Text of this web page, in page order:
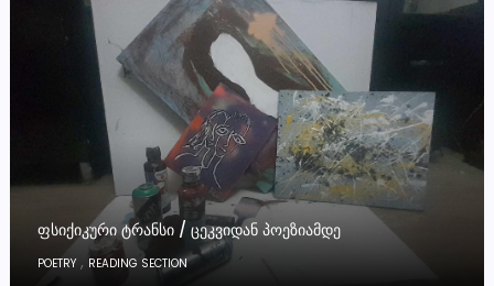
ᲤᲡᲘᲥᲘᲙᲣᲠᲘ ᲢᲠᲐᲜᲡᲘ / ᲪᲔᲙᲕᲘᲓᲐᲜ ᲞᲝᲔᲖᲘᲐᲛᲓᲔ
POETRY , READING SECTION